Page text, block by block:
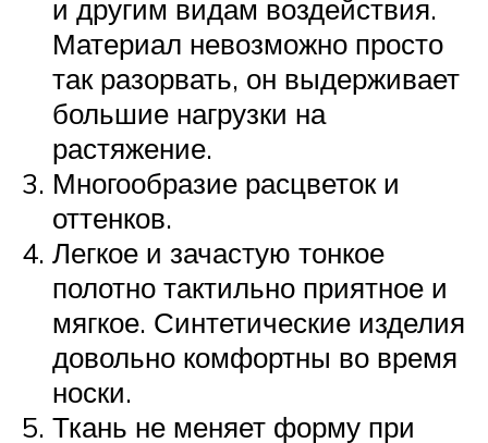
и другим видам воздействия.
Материал невозможно просто
так разорвать, он выдерживает
большие нагрузки на
растяжение.
Многообразие расцветок и
оттенков.
Легкое и зачастую тонкое
полотно тактильно приятное и
мягкое. Синтетические изделия
довольно комфортны во время
носки.
Ткань не меняет форму при